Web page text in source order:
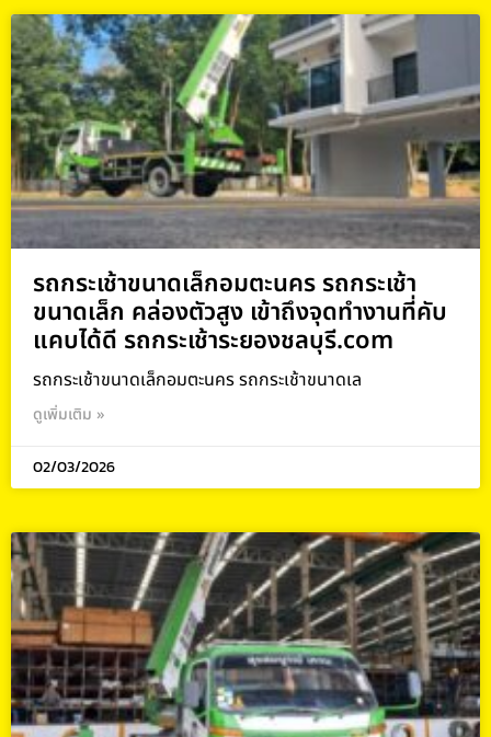
รถกระเช้าขนาดเล็กอมตะนคร รถกระเช้า
ขนาดเล็ก คล่องตัวสูง เข้าถึงจุดทำงานที่คับ
แคบได้ดี รถกระเช้าระยองชลบุรี.com
รถกระเช้าขนาดเล็กอมตะนคร รถกระเช้าขนาดเล
ดูเพิ่มเติม »
02/03/2026